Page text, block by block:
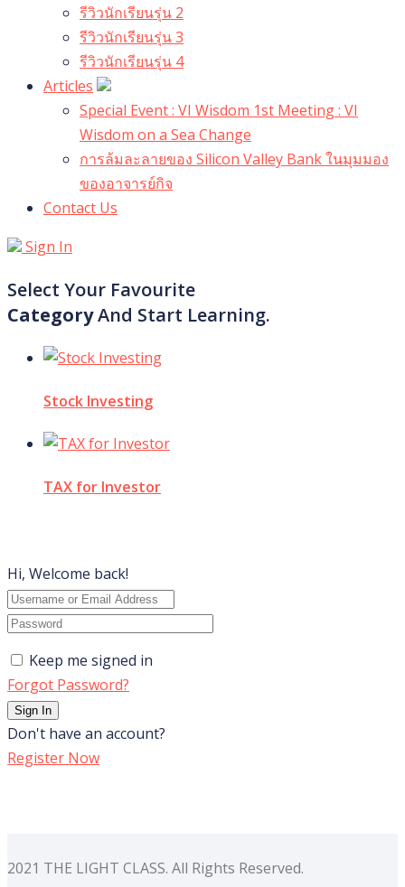
รีวิวนักเรียนรุ่น 2
รีวิวนักเรียนรุ่น 3
รีวิวนักเรียนรุ่น 4
Articles
Special Event : VI Wisdom 1st Meeting : VI
Wisdom on a Sea Change
การล้มละลายของ Silicon Valley Bank ในมุมมอง
ของอาจารย์กิจ
Contact Us
Sign In
Select Your Favourite
CategoryAnd Start Learning.
Stock Investing
TAX for Investor
Hi, Welcome back!
Keep me signed in
Forgot Password?
Sign In
Don't have an account?
Register Now
2021 THE LIGHT CLASS. All Rights Reserved.